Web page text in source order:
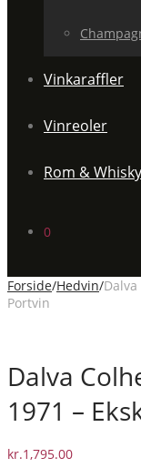
Vinkaraffler
Vinreoler
Rom &
0
Forside/Hedvin/
Portvin
Dalva
1971 –
kr.1,795.00